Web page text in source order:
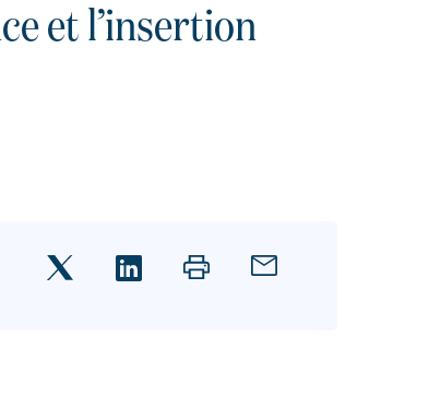
et l’insertion